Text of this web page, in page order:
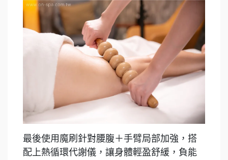
最後使用魔刷針對腰腹＋手臂局部加強，搭
配上熱循環代謝儀，讓身體輕盈舒緩，負能